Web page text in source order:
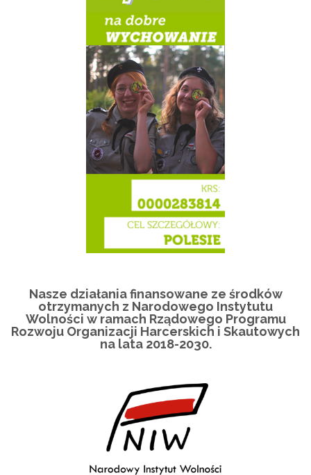
Nasze działania finansowane ze środków
otrzymanych z Narodowego Instytutu
Wolności w ramach Rządowego Programu
Rozwoju Organizacji Harcerskich i Skautowych
na lata 2018-2030.